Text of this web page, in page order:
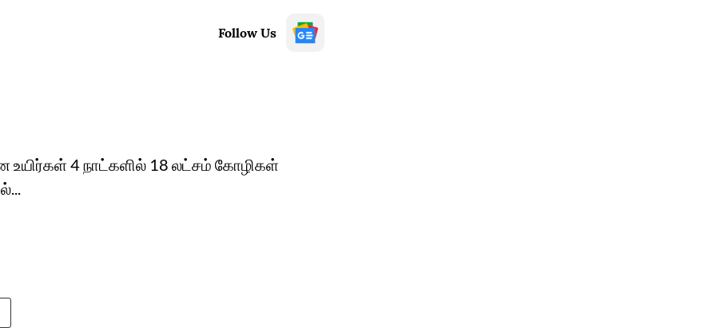
Follow Us
4 நாட்களில் 18 லட்சம் கோழிகள்